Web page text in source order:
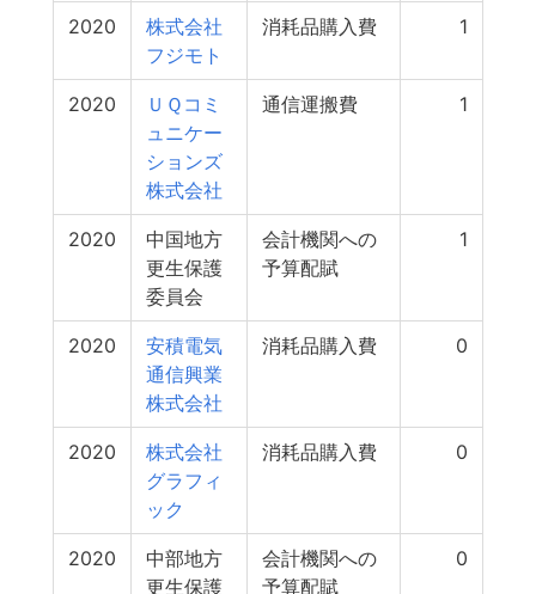
2020
株式会社
フジモト
消耗品購入費 1
2020
ＵＱコミ
ュニケー
ションズ
株式会社
通信運搬費 1
2020
中国地方
更生保護
委員会
会計機関への
予算配賦
1
2020
安積電気
通信興業
株式会社
消耗品購入費 0
2020
株式会社
グラフィ
ック
消耗品購入費 0
2020
中部地方
更生保護
会計機関への
予算配賦
0